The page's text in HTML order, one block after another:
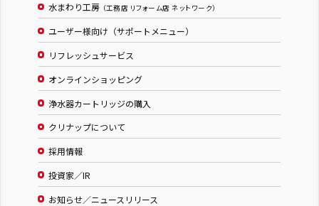
水まわり工房 （工務店 リフォーム店 ネットワーク）
ユーザー様向け（サポートメニュー）
リフレッシュサービス
オンラインショッピング
浄水器カートリッジの購入
クリナップについて
採用情報
投資家／IR
お知らせ／ニュースリリース